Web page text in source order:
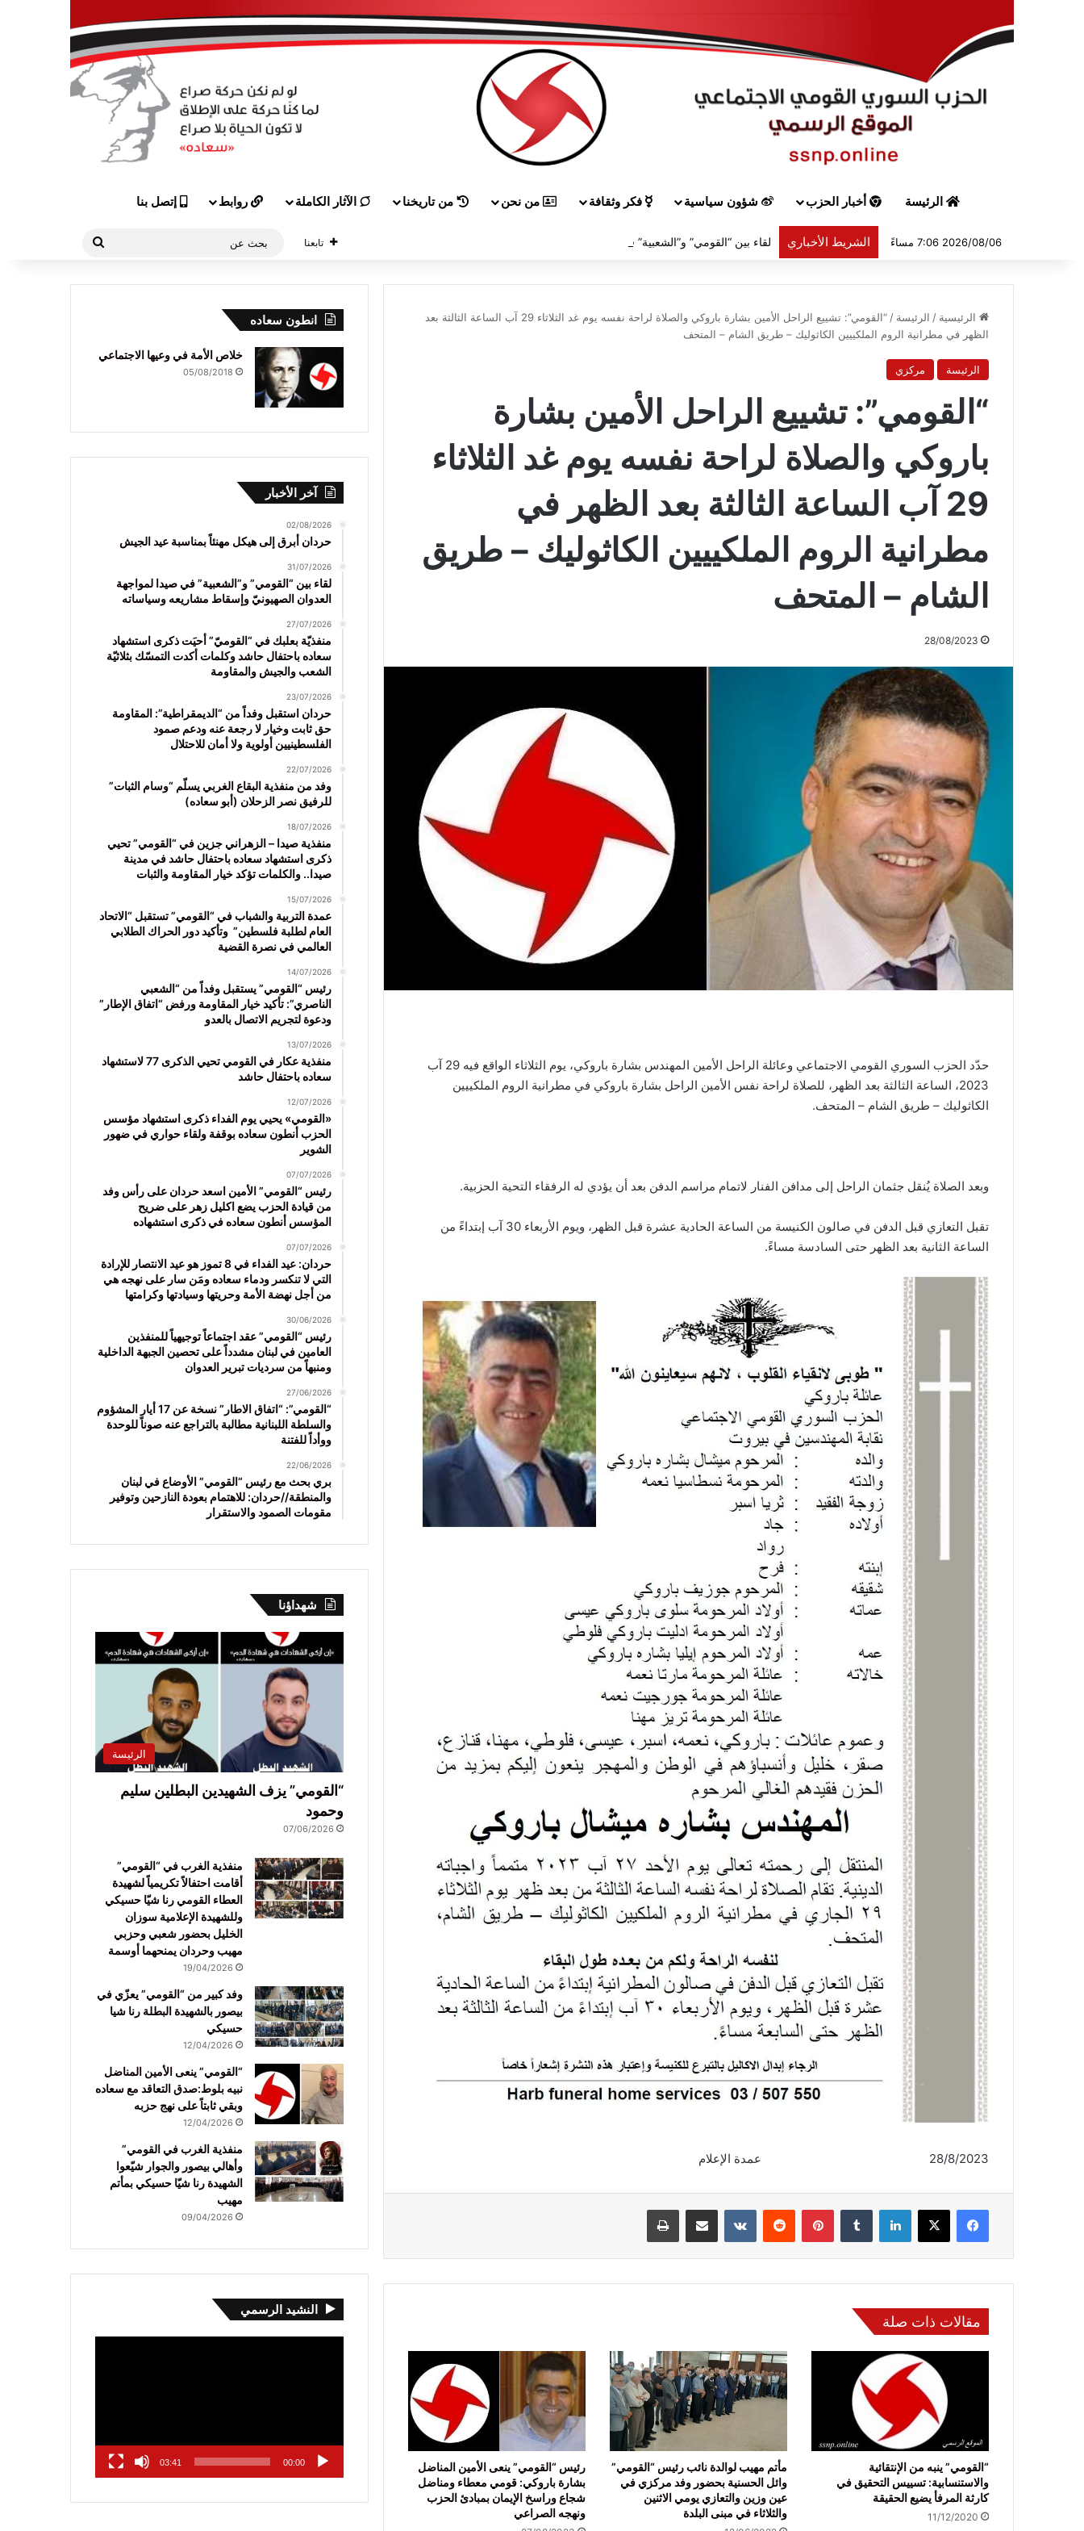
الرئيسة أخبار الحزب شؤون سياسية فكر وثقافة من نحن من تاريخنا الآثار الكاملة روابط إتصل بنا
2026/08/06 7:06 مساءً الشريط الأخباري تابعنا
الرئيسية / الرئيسة /
“القومي”: تشييع الراحل الأمين بشارة باروكي والصلاة لراحة نفسه يوم غد الثلاثاء 29 آب الساعة الثالثة بعد
الظهر في مطرانية الروم الملكييين الكاثوليك – طريق الشام – المتحف
الرئيسة مركزي
“القومي”: تشييع الراحل الأمين بشارة
باروكي والصلاة لراحة نفسه يوم غد الثلاثاء
29 آب الساعة الثالثة بعد الظهر في
مطرانية الروم الملكييين الكاثوليك – طريق
الشام – المتحف
28/08/2023
حدّد الحزب السوري القومي الاجتماعي وعائلة الراحل الأمين المهندس بشارة باروكي، يوم الثلاثاء الواقع فيه 29 آب
2023، الساعة الثالثة بعد الظهر، للصلاة لراحة نفس الأمين الراحل بشارة باروكي في مطرانية الروم الملكييين
الكاثوليك – طريق الشام – المتحف.
وبعد الصلاة يُنقل جثمان الراحل إلى مدافن الفنار لاتمام مراسم الدفن بعد أن يؤدي له الرفقاء التحية الحزبية.
تقبل التعازي قبل الدفن في صالون الكنيسة من الساعة الحادية عشرة قبل الظهر، ويوم الأربعاء 30 آب إبتداءً من
الساعة الثانية بعد الظهر حتى السادسة مساءً.
28/8/2023 عمدة الإعلام
فيسبوك لينكدإن بينتيريست
مقالات ذات صلة
“القومي” ينبه من الإنتقائية
والاستنسابية: تسييس التحقيق في
كارثة المرفأ يضيع الحقيقة
11/12/2020
مأتم مهيب لوالدة نائب رئيس “القومي”
وائل الحسنية بحضور وفد مركزي في
عين وزين والتعازي يومي الاثنين
والثلاثاء في مبنى البلدة
رئيس “القومي” ينعى الأمين المناضل
بشارة باروكي: قومي معطاء ومناضل
شجاع وراسخ الإيمان بمبادئ الحزب
ونهجه الصراعي
انطون سعاده
خلاص الأمة في وعيها الاجتماعي
05/08/2018
آخر الأخبار
02/08/2026
حردان أبرق إلى هيكل مهنئاً بمناسبة عيد الجيش
31/07/2026
لقاء بين “القومي” و”الشعبية” في صيدا لمواجهة
العدوان الصهيونيّ وإسقاط مشاريعه وسياساته
27/07/2026
منفذيّة بعلبك في “القوميّ” أحيَت ذكرى استشهاد
سعاده باحتفال حاشد وكلمات أكدت التمسّك بثلاثيّة
الشعب والجيش والمقاومة
23/07/2026
حردان استقبل وفداً من “الديمقراطية”: المقاومة
حق ثابت وخيار لا رجعة عنه ودعم صمود
الفلسطينيين أولوية ولا أمان للاحتلال
22/07/2026
وفد من منفذية البقاع الغربي يسلّم “وسام الثبات”
للرفيق نصر الزحلان (أبو سعاده)
18/07/2026
منفذية صيدا – الزهراني جزين في “القومي” تحيي
ذكرى استشهاد سعاده باحتفال حاشد في مدينة
صيدا.. والكلمات تؤكد خيار المقاومة والثبات
15/07/2026
عمدة التربية والشباب في “القومي” تستقبل “الاتحاد
العام لطلبة فلسطين” وتأكيد دور الحراك الطلابي
العالمي في نصرة القضية
14/07/2026
رئيس “القومي” يستقبل وفداً من “الشعبي
الناصري”: تأكيد خيار المقاومة ورفض “اتفاق الإطار”
ودعوة لتجريم الاتصال بالعدو
13/07/2026
منفذية عكار في القومي تحيي الذكرى 77 لاستشهاد
سعاده باحتفال حاشد
12/07/2026
«القومي» يحيي يوم الفداء ذكرى استشهاد مؤسس
الحزب أنطون سعاده بوقفة ولقاء حواري في ضهور
الشوير
07/07/2026
رئيس “القومي” الأمين اسعد حردان على رأس وفد
من قيادة الحزب يضع اكليل زهر على ضريح
المؤسس أنطون سعاده في ذكرى استشهاده
07/07/2026
حردان: عيد الفداء في 8 تموز هو عيد الانتصار للإرادة
التي لا تنكسر ودماء سعاده ومَن سار على نهجه هي
من أجل نهضة الأمة وحريتها وسيادتها وكرامتها
30/06/2026
رئيس “القومي” عقد اجتماعاً توجيهياً للمنفذين
العامين في لبنان مشدداً على تحصين الجبهة الداخلية
ومنبهاً من سرديات تبرير العدوان
27/06/2026
“القومي”: “اتفاق الاطار” نسخة عن 17 أيار المشؤوم
والسلطة اللبنانية مطالبة بالتراجع عنه صوناً للوحدة
ووأداً للفتنة
22/06/2026
بري بحث مع رئيس “القومي” الأوضاع في لبنان
والمنطقة//حردان: للاهتمام بعودة النازحين وتوفير
مقومات الصمود والاستقرار
شهداؤنا
الرئيسة
“القومي” يزف الشهيدين البطلين سليم
وحمود
07/06/2026
منفذية الغرب في “القومي”
أقامت احتفالاً تكريمياً لشهيدة
العطاء القومي رنا شيّا حسيكي
وللشهيدة الإعلامية سوزان
الخليل بحضور شعبي وحزبي
مهيب وحردان يمنحهما أوسمة
19/04/2026
وفد كبير من “القومي” يعزّي في
بيصور بالشهيدة البطلة رنا شيا
حسيكي
12/04/2026
“القومي” ينعى الأمين المناضل
نبيه بلوط:صدق التعاقد مع سعاده
وبقي ثابتاً على نهج حزبه
12/04/2026
منفذية الغرب في القومي”
وأهالي بيصور والجوار شيّعوا
الشهيدة رنا شيّا حسيكي بمأتم
مهيب
09/04/2026
النشيد الرسمي
00:00
03:41